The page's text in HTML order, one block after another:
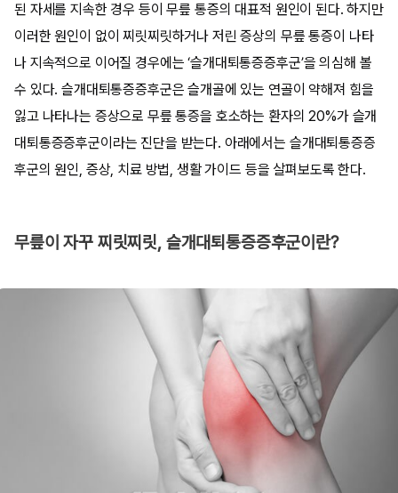
된 자세를 지속한 경우 등이 무릎 통증의 대표적 원인이 된다. 하지만
이러한 원인이 없이 찌릿찌릿하거나 저린 증상의 무릎 통증이 나타
나 지속적으로 이어질 경우에는 ‘슬개대퇴통증증후군’을 의심해 볼
수 있다. 슬개대퇴통증증후군은 슬개골에 있는 연골이 약해져 힘을
잃고 나타나는 증상으로 무릎 통증을 호소하는 환자의 20%가 슬개
대퇴통증증후군이라는 진단을 받는다. 아래에서는 슬개대퇴통증증
후군의 원인, 증상, 치료 방법, 생활 가이드 등을 살펴보도록 한다.
무릎이 자꾸 찌릿찌릿, 슬개대퇴통증증후군이란?